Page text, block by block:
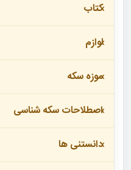
کتاب
لوازم
موزه سکه
اصطلاحات سکه شناسی
دانستنی ها